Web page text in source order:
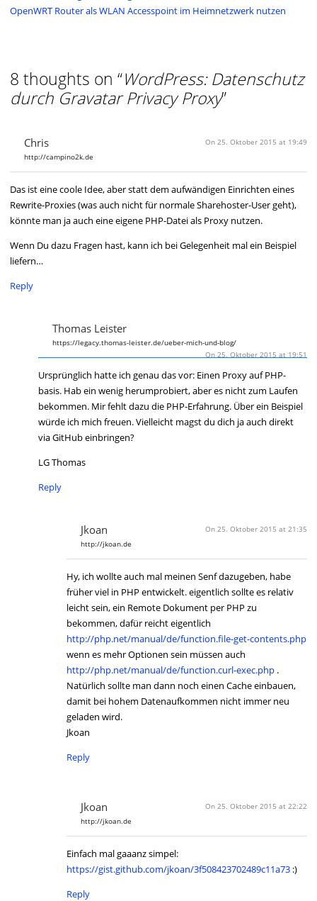
OpenWRT Router als WLAN Accesspoint im Heimnetzwerk nutzen
8 thoughts on “WordPress: Datenschutz
durch Gravatar Privacy Proxy”
Chris
http://campino2k.de
On 25. Oktober 2015 at 19:49
Das ist eine coole Idee, aber statt dem aufwändigen Einrichten eines
Rewrite-Proxies (was auch nicht für normale Sharehoster-User geht),
könnte man ja auch eine eigene PHP-Datei als Proxy nutzen.
Wenn Du dazu Fragen hast, kann ich bei Gelegenheit mal ein Beispiel
liefern…
Reply
Thomas Leister
https://legacy.thomas-leister.de/ueber-mich-und-blog/
On 25. Oktober 2015 at 19:51
Ursprünglich hatte ich genau das vor: Einen Proxy auf PHP-
basis. Hab ein wenig herumprobiert, aber es nicht zum Laufen
bekommen. Mir fehlt dazu die PHP-Erfahrung. Über ein Beispiel
würde ich mich freuen. Vielleicht magst du dich ja auch direkt
via GitHub einbringen?
LG Thomas
Reply
Jkoan
http://jkoan.de
On 25. Oktober 2015 at 21:35
Hy, ich wollte auch mal meinen Senf dazugeben, habe
früher viel in PHP entwickelt. eigentlich sollte es relativ
leicht sein, ein Remote Dokument per PHP zu
bekommen, dafür reicht eigentlich
http://php.net/manual/de/function.file-get-contents.php
wenn es mehr Optionen sein müssen auch
http://php.net/manual/de/function.curl-exec.php .
Natürlich sollte man dann noch einen Cache einbauen,
damit bei hohem Datenaufkommen nicht immer neu
geladen wird.
Jkoan
Reply
Jkoan
http://jkoan.de
On 25. Oktober 2015 at 22:22
Einfach mal gaaanz simpel:
https://gist.github.com/jkoan/3f508423702489c11a73 :)
Reply